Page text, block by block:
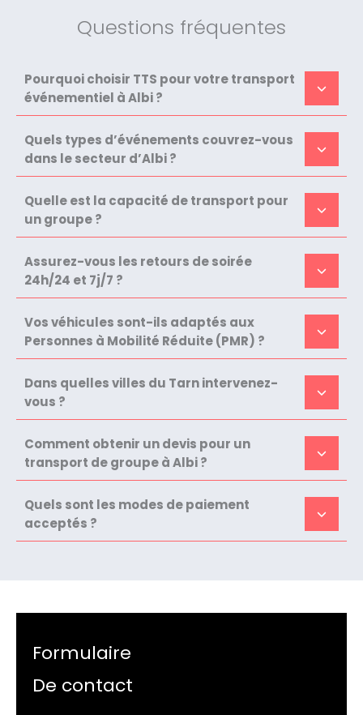
Questions fréquentes
Pourquoi choisir TTS pour votre transport
événementiel à Albi ?
Quels types d’événements couvrez-vous
dans le secteur d’Albi ?
Quelle est la capacité de transport pour
un groupe ?
Assurez-vous les retours de soirée
24h/24 et 7j/7 ?
Vos véhicules sont-ils adaptés aux
Personnes à Mobilité Réduite (PMR) ?
Dans quelles villes du Tarn intervenez-
vous ?
Comment obtenir un devis pour un
transport de groupe à Albi ?
Quels sont les modes de paiement
acceptés ?
Formulaire
De contact